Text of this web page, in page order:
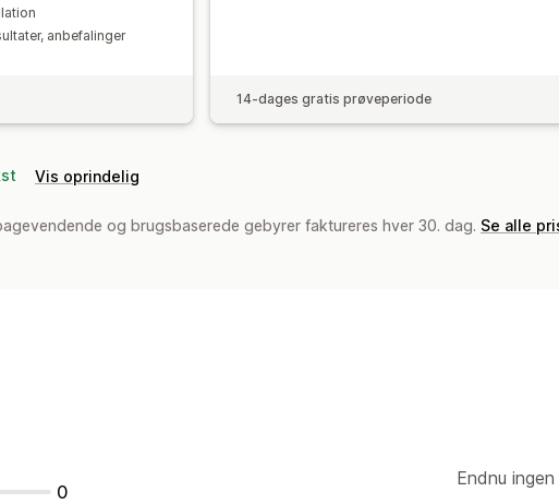
anbefalinger
14-dages gratis prøveperiode
Vis oprindelig
og brugsbaserede gebyrer faktureres hver 30. dag. Se alle
0
Endnu